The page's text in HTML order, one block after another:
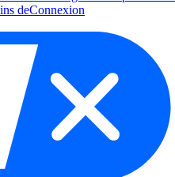
deConnexion